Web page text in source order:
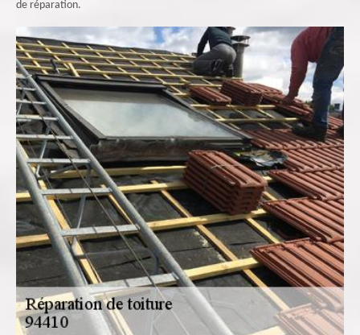
de réparation.